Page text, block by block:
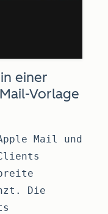
einer
Vorlage
Mail und
Die